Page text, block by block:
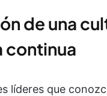
de una
continua
líderes que